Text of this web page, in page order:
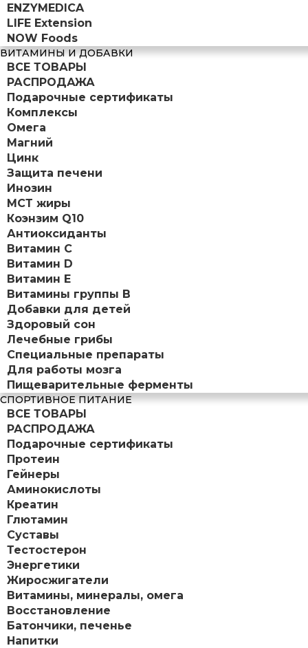
ENZYMEDICA
LIFE Extension
NOW Foods
ВИТАМИНЫ И ДОБАВКИ
ВСЕ ТОВАРЫ
РАСПРОДАЖА
Подарочные сертификаты
Комплексы
Омега
Магний
Цинк
Защита печени
Инозин
МСТ жиры
Коэнзим Q10
Антиоксиданты
Витамин С
Витамин D
Витамин Е
Витамины группы B
Добавки для детей
Здоровый сон
Лечебные грибы
Специальные препараты
Для работы мозга
Пищеварительные ферменты
СПОРТИВНОЕ ПИТАНИЕ
ВСЕ ТОВАРЫ
РАСПРОДАЖА
Подарочные сертификаты
Протеин
Гейнеры
Аминокислоты
Креатин
Глютамин
Суставы
Тестостерон
Энергетики
Жиросжигатели
Витамины, минералы, омега
Восстановление
Батончики, печенье
Напитки